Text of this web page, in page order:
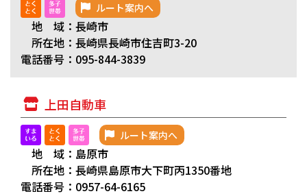
ルート案内へ
地 域：長崎市
所在地：長崎県長崎市住吉町3-20
電話番号：095-844-3839
上田自動車
ルート案内へ
地 域：島原市
所在地：長崎県島原市大下町丙1350番地
電話番号：0957-64-6165